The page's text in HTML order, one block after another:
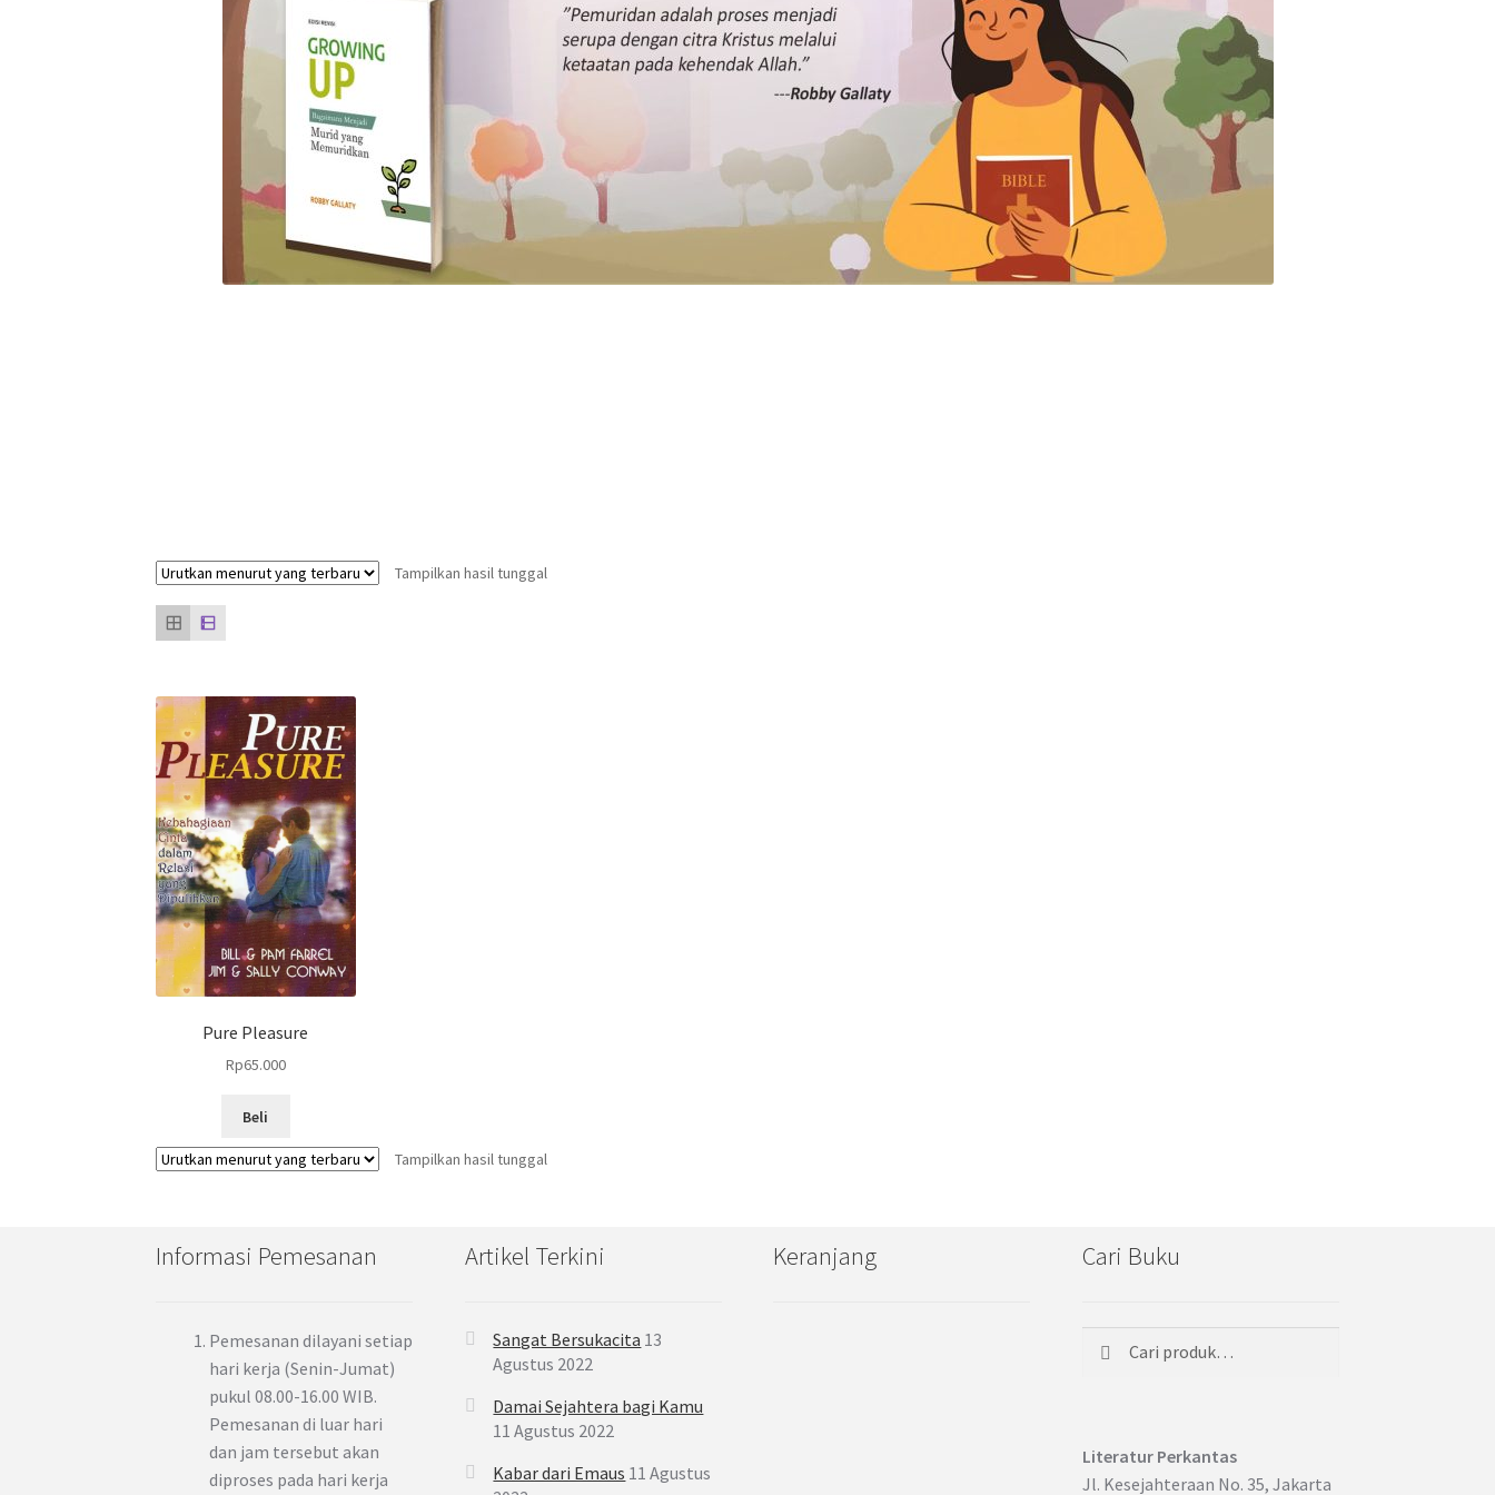
Tampilkan hasil tunggal
Pure Pleasure
Rp65.000
Beli
Tampilkan hasil tunggal
Informasi Pemesanan
Pemesanan dilayani setiap
hari kerja (Senin-Jumat)
pukul 08.00-16.00 WIB.
Pemesanan di luar hari
dan jam tersebut akan
diproses pada hari kerja
Artikel Terkini
Sangat Bersukacita 13
Agustus 2022
Damai Sejahtera bagi Kamu
11 Agustus 2022
Kabar dari Emaus 11 Agustus
Keranjang Cari Buku
Pencarian
Literatur Perkantas
Jl. Kesejahteraan No. 35, Jakarta